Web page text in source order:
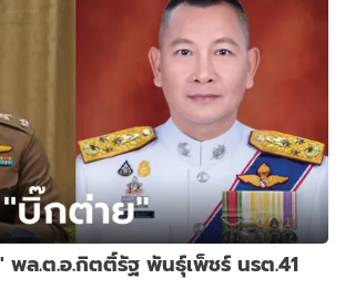
พล.ต.อ.กิตติ์รัฐ พันธุ์เพ็ชร์ นรต.41